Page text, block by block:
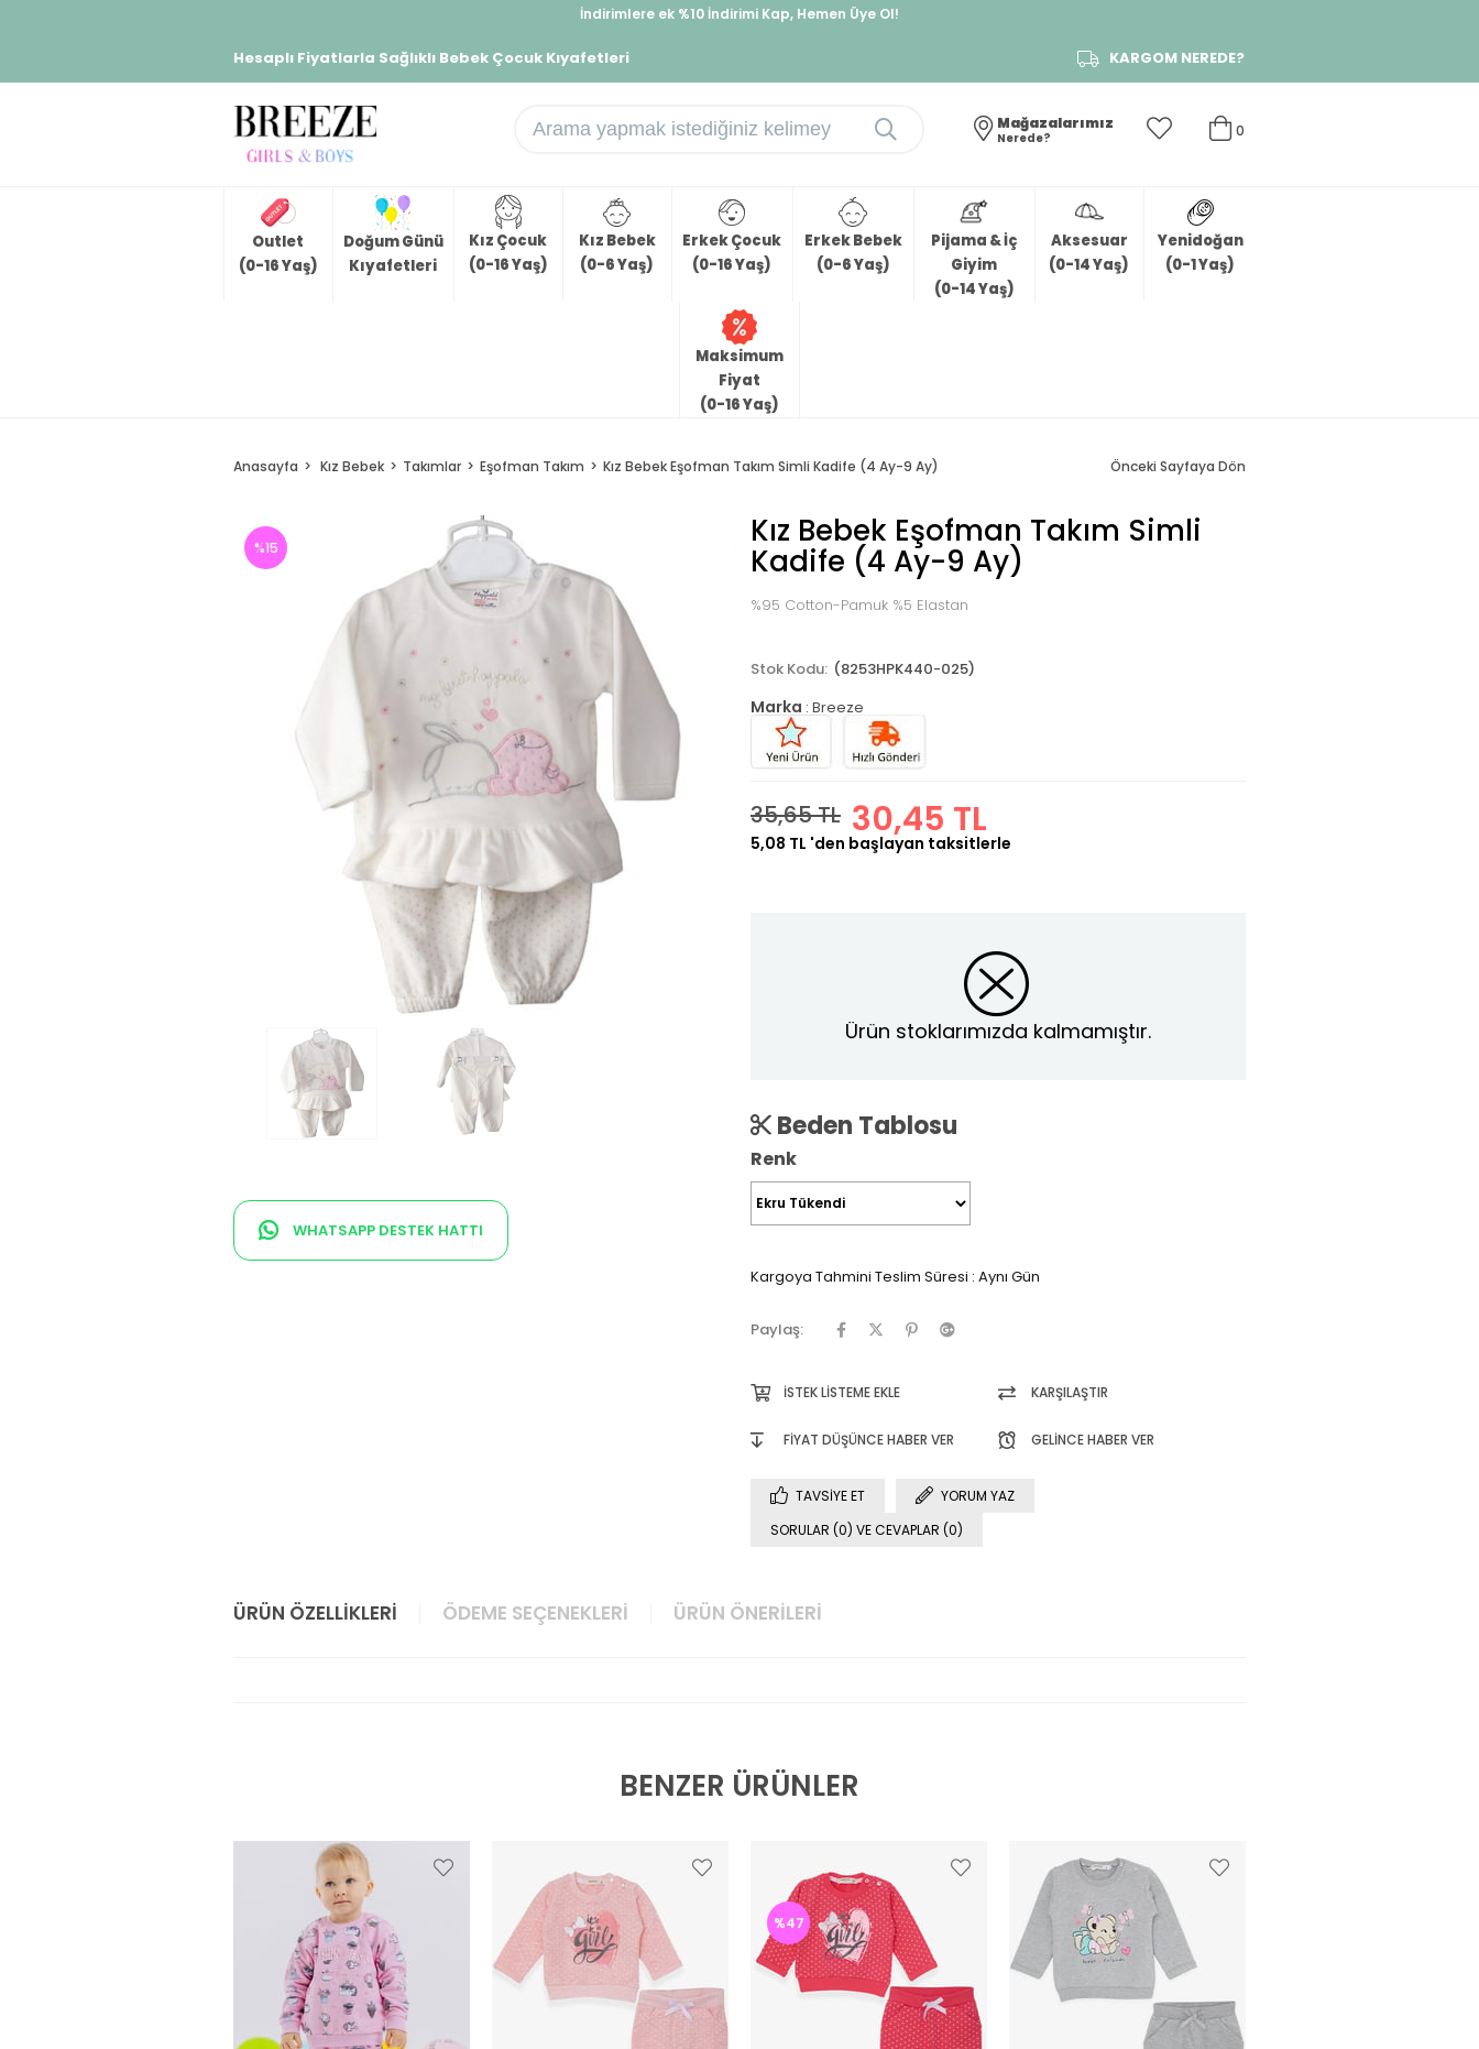
İndirimlere ek %10 İndirimi Kap, Hemen Üye Ol!
Hesaplı Fiyatlarla Sağlıklı Bebek Çocuk Kıyafetleri KARGOM NEREDE?
0
Mağazalarımız
Nerede?
Outlet
(0-16 Yaş)
Doğum Günü
Kıyafetleri
Kız Çocuk
(0-16 Yaş)
Kız Bebek
(0-6 Yaş)
Erkek Çocuk
(0-16 Yaş)
Erkek Bebek
(0-6 Yaş)
Pijama & İç
Giyim
(0-14 Yaş)
Aksesuar
(0-14 Yaş)
Yenidoğan
(0-1 Yaş)
Maksimum
Fiyat
(0-16 Yaş)
Anasayfa Kız Bebek Takımlar Eşofman Takım Kız Bebek Eşofman Takım Simli Kadife (4 Ay-9 Ay) Önceki Sayfaya Dön
%15
WHATSAPP DESTEK HATTI
Kız Bebek Eşofman Takım Simli
Kadife (4 Ay-9 Ay)
%95 Cotton-Pamuk %5 Elastan
(8253HPK440-025)
Marka : Breeze
35,65 TL 30,45 TL
5,08 TL 'den başlayan taksitlerle
Ürün stoklarımızda kalmamıştır.
Beden Tablosu
Renk
Kargoya Tahmini Teslim Süresi : Aynı Gün
Paylaş:
İSTEK LISTEME EKLE KARŞILAŞTIR
FIYAT DÜŞÜNCE HABER VER GELINCE HABER VER
TAVSIYE ET
YORUM YAZ
SORULAR (0) VE CEVAPLAR (0)
ÜRÜN ÖZELLIKLERI ÖDEME SEÇENEKLERI ÜRÜN ÖNERILERI
BENZER ÜRÜNLER
%47